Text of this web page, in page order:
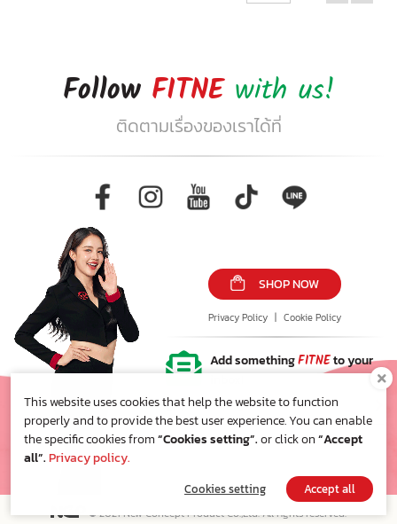
Follow FITNE with us!
ติดตามเรื่องของเราได้ที่
SHOP NOW
Privacy Policy | Cookie Policy
Add somethingFITNEto your
© 2021 New Concept Product Co.,Ltd. All rights reserved.
This website uses cookies that help the website to function
properly and to provide the best user experience. You can enable
the specific cookies from“Cookies setting”.or click on“Accept
all”.Privacy policy.
Cookies setting Accept all